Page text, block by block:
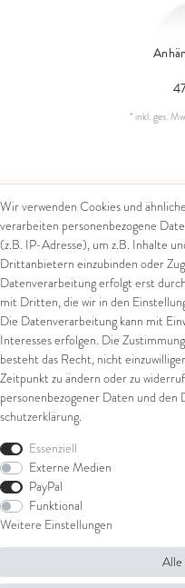
* inkl. ges.
Kontakt
Kontaktformular
Arena in Arte GmbH
Marktgasse 2,
8600 Dübendorf
Tel: +41 44 821 60 40
E-Mail:info@goldschmiede-
arena.com
Wir verwenden Cookies und
verarbeiten personenbezogene
(z.B. IP-Adresse), um z.B. Inhalte
Drittanbietern einzubinden oder
Datenverarbeitung erfolgt erst
mit Dritten, die wir in den
Die Datenverarbeitung kann mit
Interesses erfolgen. Die
besteht das Recht, nicht
Zeitpunkt zu ändern oder zu
personenbezogener Daten und
schutz­erklärung.
Essenziell
Externe Medien
PayPal
Funktional
Weitere Einstellungen
Alle